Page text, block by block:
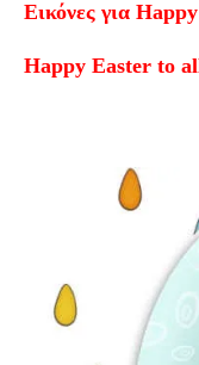
Εικόνες για
Happy Easter to